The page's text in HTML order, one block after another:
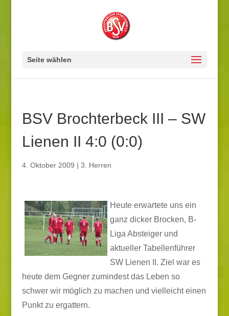
Seite wählen
BSV Brochterbeck III – SW
Lienen II 4:0 (0:0)
4. Oktober 2009 | 3. Herren
Heute erwartete uns ein
ganz dicker Brocken, B-
Liga Absteiger und
aktueller Tabellenführer
SW Lienen II. Ziel war es
heute dem Gegner zumindest das Leben so
schwer wir möglich zu machen und vielleicht einen
Punkt zu ergattern.